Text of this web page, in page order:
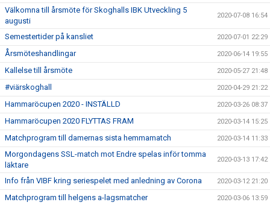
Välkomna till årsmöte för Skoghalls IBK Utveckling 5
augusti
2020-07-08 16:54
Semestertider på kansliet 2020-07-01 22:29
Årsmöteshandlingar 2020-06-14 19:55
Kallelse till årsmöte 2020-05-27 21:48
#viärskoghall 2020-04-29 21:22
Hammaröcupen 2020 - INSTÄLLD 2020-03-26 08:37
Hammaröcupen 2020 FLYTTAS FRAM 2020-03-14 15:25
Matchprogram till damernas sista hemmamatch 2020-03-14 11:33
Morgondagens SSL-match mot Endre spelas inför tomma
läktare
2020-03-13 17:42
Info från VIBF kring seriespelet med anledning av Corona 2020-03-12 21:20
Matchprogram till helgens a-lagsmatcher 2020-03-06 13:59